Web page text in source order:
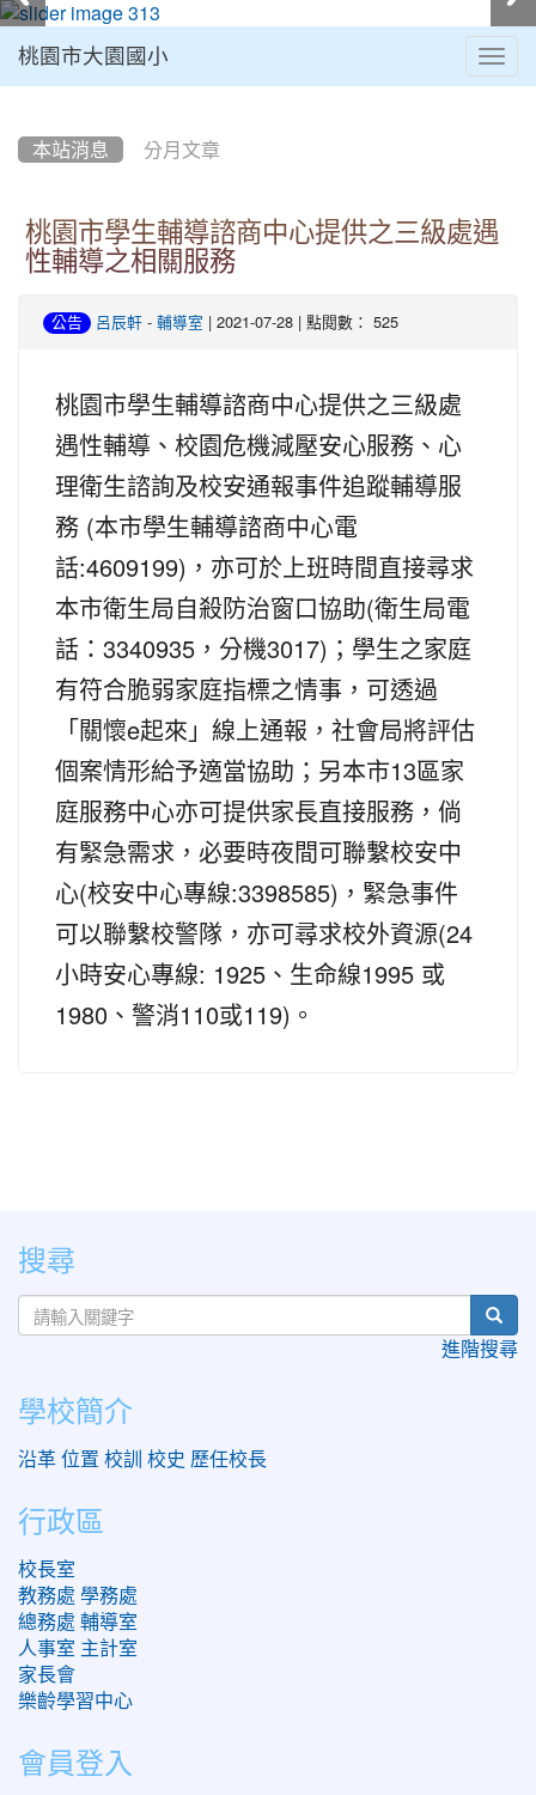
桃園市大園國小
本站消息 分月文章
桃園市學生輔導諮商中心提供之三級處遇
性輔導之相關服務
公告 呂辰軒 - 輔導室 | 2021-07-28 | 點閱數： 525
桃園市學生輔導諮商中心提供之三級處
遇性輔導、校園危機減壓安心服務、心
理衛生諮詢及校安通報事件追蹤輔導服
務 (本市學生輔導諮商中心電
話:4609199)，亦可於上班時間直接尋求
本市衛生局自殺防治窗口協助(衛生局電
話：3340935，分機3017)；學生之家庭
有符合脆弱家庭指標之情事，可透過
「關懷e起來」線上通報，社會局將評估
個案情形給予適當協助；另本市13區家
庭服務中心亦可提供家長直接服務，倘
有緊急需求，必要時夜間可聯繫校安中
心(校安中心專線:3398585)，緊急事件
可以聯繫校警隊，亦可尋求校外資源(24
小時安心專線: 1925、生命線1995 或
1980、警消110或119)。
:::
搜尋
進階搜尋
學校簡介
沿革 位置 校訓 校史 歷任校長
行政區
校長室
教務處 學務處
總務處 輔導室
人事室 主計室
家長會
樂齡學習中心
會員登入